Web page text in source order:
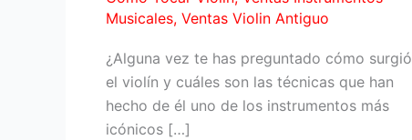
Musicales, Ventas Violin Antiguo
¿Alguna vez te has preguntado cómo surgió
el violín y cuáles son las técnicas que han
hecho de él uno de los instrumentos más
icónicos […]